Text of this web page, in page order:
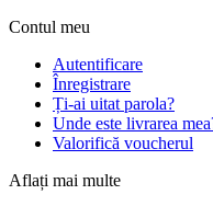
Contul meu
Autentificare
Înregistrare
Ți-ai uitat parola?
Unde este livrarea
Valorifică voucherul
Aflați mai multe